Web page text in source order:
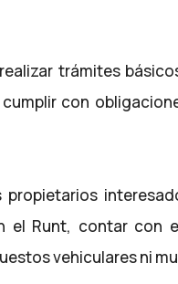
trámites
con
Runt, contar con
vehiculares ni